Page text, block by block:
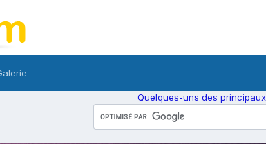
Quelques-uns des